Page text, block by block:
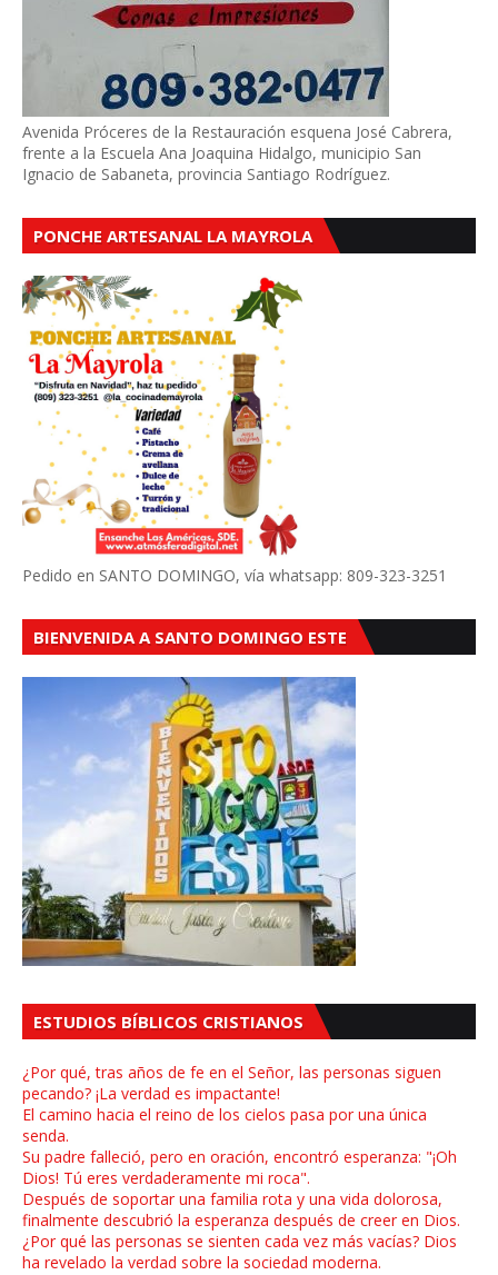
Avenida Próceres de la Restauración esquena José Cabrera,
frente a la Escuela Ana Joaquina Hidalgo, municipio San
Ignacio de Sabaneta, provincia Santiago Rodríguez.
PONCHE ARTESANAL LA MAYROLA
Pedido en SANTO DOMINGO, vía whatsapp: 809-323-3251
BIENVENIDA A SANTO DOMINGO ESTE
ESTUDIOS BÍBLICOS CRISTIANOS
¿Por qué, tras años de fe en el Señor, las personas siguen
pecando? ¡La verdad es impactante!
El camino hacia el reino de los cielos pasa por una única
senda.
Su padre falleció, pero en oración, encontró esperanza: "¡Oh
Dios! Tú eres verdaderamente mi roca".
Después de soportar una familia rota y una vida dolorosa,
finalmente descubrió la esperanza después de creer en Dios.
¿Por qué las personas se sienten cada vez más vacías? Dios
ha revelado la verdad sobre la sociedad moderna.